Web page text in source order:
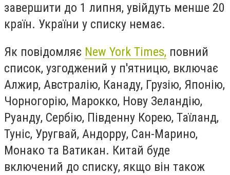
завершити до 1 липня, увійдуть менше 20
країн. України у списку немає.
Як повідомляє New York Times, повний
список, узгоджений у п'ятницю, включає
Алжир, Австралію, Канаду, Грузію, Японію,
Чорногорію, Марокко, Нову Зеландію,
Руанду, Сербію, Південну Корею, Таїланд,
Туніс, Уругвай, Андорру, Сан-Марино,
Монако та Ватикан. Китай буде
включений до списку, якщо він також